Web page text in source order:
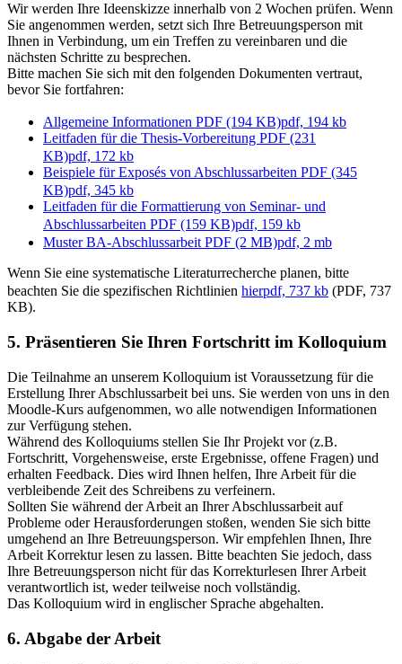
Wir werden Ihre Ideenskizze innerhalb von 2 Wochen prüfen. Wenn
Sie angenommen werden, setzt sich Ihre Betreuungsperson mit
Ihnen in Verbindung, um ein Treffen zu vereinbaren und die
nächsten Schritte zu besprechen.
Bitte machen Sie sich mit den folgenden Dokumenten vertraut,
bevor Sie fortfahren:
Allgemeine Informationen PDF (194 KB)pdf, 194 kb
Leitfaden für die Thesis-Vorbereitung PDF (231
KB)pdf, 172 kb
Beispiele für Exposés von Abschlussarbeiten PDF (345
KB)pdf, 345 kb
Leitfaden für die Formattierung von Seminar- und
Abschlussarbeiten PDF (159 KB)pdf, 159 kb
Muster BA-Abschlussarbeit PDF (2 MB)pdf, 2 mb
Wenn Sie eine systematische Literaturrecherche planen, bitte
beachten Sie die spezifischen Richtlinien hierpdf, 737 kb (PDF, 737
KB).
5. Präsentieren Sie Ihren Fortschritt im Kolloquium
Die Teilnahme an unserem Kolloquium ist Voraussetzung für die
Erstellung Ihrer Abschlussarbeit bei uns. Sie werden von uns in den
Moodle-Kurs aufgenommen, wo alle notwendigen Informationen
zur Verfügung stehen.
Während des Kolloquiums stellen Sie Ihr Projekt vor (z.B.
Fortschritt, Vorgehensweise, erste Ergebnisse, offene Fragen) und
erhalten Feedback. Dies wird Ihnen helfen, Ihre Arbeit für die
verbleibende Zeit des Schreibens zu verfeinern.
Sollten Sie während der Arbeit an Ihrer Abschlussarbeit auf
Probleme oder Herausforderungen stoßen, wenden Sie sich bitte
umgehend an Ihre Betreuungsperson. Wir empfehlen Ihnen, Ihre
Arbeit Korrektur lesen zu lassen. Bitte beachten Sie jedoch, dass
Ihre Betreuungsperson nicht für das Korrekturlesen Ihrer Arbeit
verantwortlich ist, weder teilweise noch vollständig.
Das Kolloquium wird in englischer Sprache abgehalten.
6. Abgabe der Arbeit